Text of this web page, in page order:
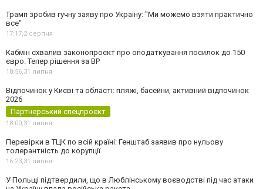
Трамп зробив гучну заяву про Україну: "Ми можемо взяти практично
все"
17:17, 2 серпня
Кабмін схвалив законопроєкт про оподаткування посилок до 150
євро. Тепер рішення за ВР
18:56, 31 липня
Відпочинок у Києві та області: пляжі, басейни, активний відпочинок
2026
Партнерський спецпроєкт
18:00, 31 липня
Перевірки в ТЦК по всій країні: Генштаб заявив про нульову
толерантність до корупції
16:23, 31 липня
У Польщі підтвердили, що в Люблінському воєводстві під час атаки